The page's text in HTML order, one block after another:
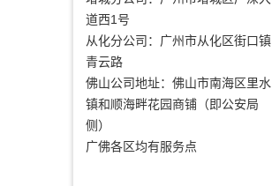
道西1号
从化分公司：广州市从化区街口镇
青云路
佛山公司地址：佛山市南海区里水
镇和顺海畔花园商铺（即公安局
侧）
广佛各区均有服务点